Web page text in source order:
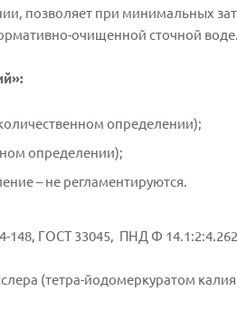
позволяет при минимальных
очищенной сточной воде.
определении);
определении);
– не регламентируются.
148, ГОСТ 33045, ПНД Ф
(тетра-­йодомеркуратом